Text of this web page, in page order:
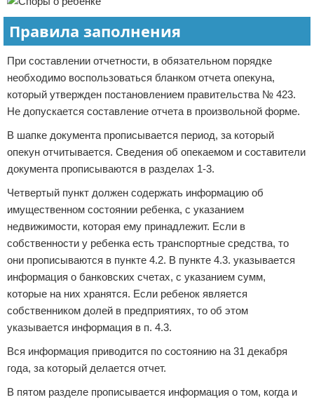
Правила заполнения
При составлении отчетности, в обязательном порядке
необходимо воспользоваться бланком отчета опекуна,
который утвержден постановлением правительства № 423.
Не допускается составление отчета в произвольной форме.
В шапке документа прописывается период, за который
опекун отчитывается. Сведения об опекаемом и составители
документа прописываются в разделах 1-3.
Четвертый пункт должен содержать информацию об
имущественном состоянии ребенка, с указанием
недвижимости, которая ему принадлежит. Если в
собственности у ребенка есть транспортные средства, то
они прописываются в пункте 4.2. В пункте 4.3. указывается
информация о банковских счетах, с указанием сумм,
которые на них хранятся. Если ребенок является
собственником долей в предприятиях, то об этом
указывается информация в п. 4.3.
Вся информация приводится по состоянию на 31 декабря
года, за который делается отчет.
В пятом разделе прописывается информация о том, когда и